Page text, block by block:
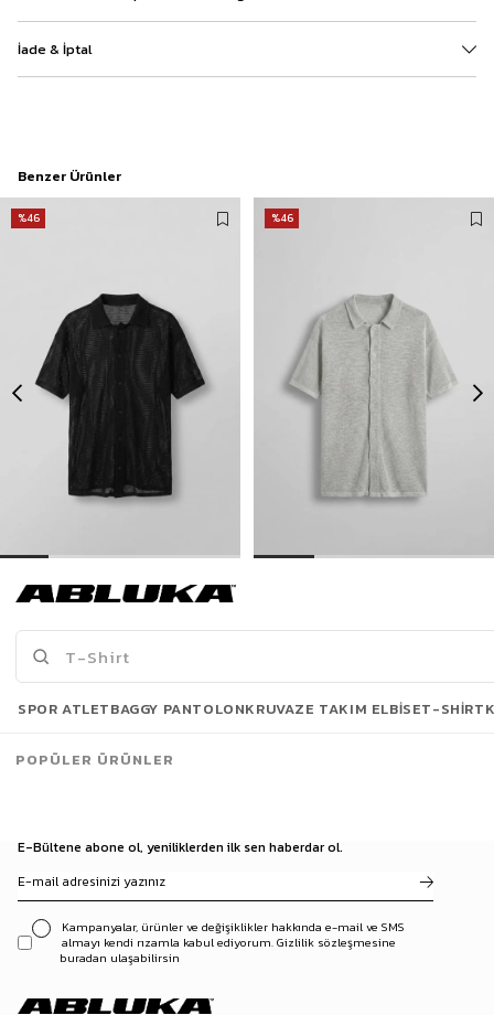
İade & İptal
Benzer Ürünler
%46
399,00 TL
739,90 TL
%46
Son Bakılanlar
E-Bültene abone ol, yeniliklerden ilk sen haberdar ol.
Kampanyalar, ürünler ve değişiklikler hakkında e-mail ve SMS
almayı kendi rızamla kabul ediyorum. Gizlilik sözleşmesine
buradan ulaşabilirsin
SPOR ATLETBAGGY PANTOLONKRUVAZE TAKIM ELBISET-SHIRT
POPÜLER ÜRÜNLER